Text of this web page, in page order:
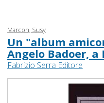
Marcon, Susy
Un "album
Angelo Badoer, a
Fabrizio Serra Editore